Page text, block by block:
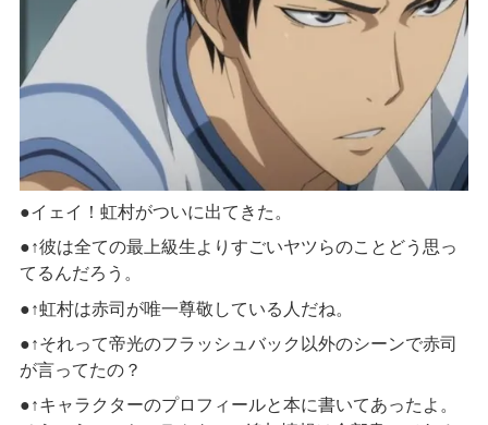
●イェイ！虹村がついに出てきた。
●↑彼は全ての最上級生よりすごいヤツらのことどう思っ
てるんだろう。
●↑虹村は赤司が唯一尊敬している人だね。
●↑それって帝光のフラッシュバック以外のシーンで赤司
が言ってたの？
●↑キャラクターのプロフィールと本に書いてあったよ。